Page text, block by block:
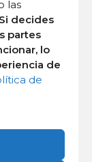
las
Si decides
partes
lo
de
de
propio de
sobre todo en
la juventud
deterioro e